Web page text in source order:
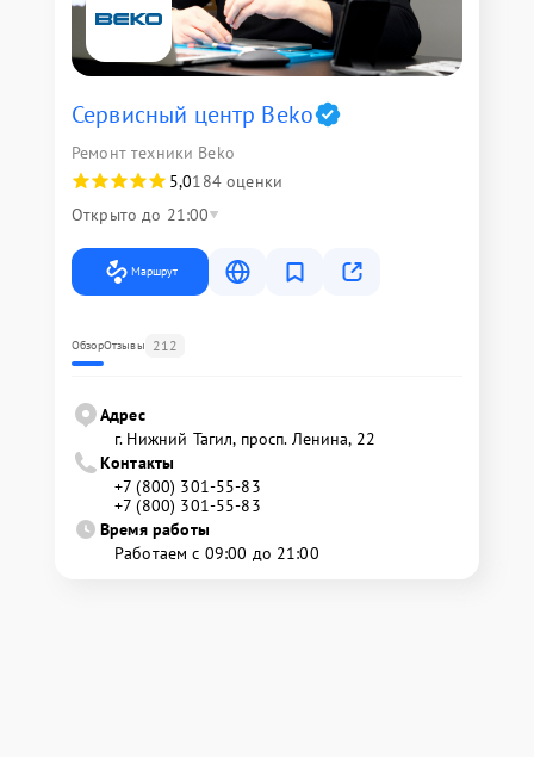
Сервисный центр Beko
Ремонт техники Beko
5,0184 оценки
Открыто до 21:00
Маршрут
ОбзорОтзывы 212
Адрес
г. Нижний Тагил, просп. Ленина, 22
Контакты
+7 (800) 301-55-83
+7 (800) 301-55-83
Время работы
Работаем с 09:00 до 21:00